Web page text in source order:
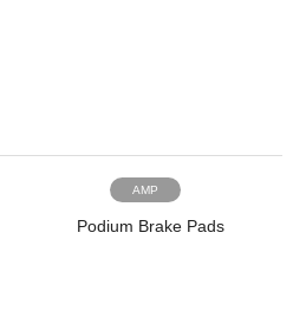
AMP
Podium Brake Pads